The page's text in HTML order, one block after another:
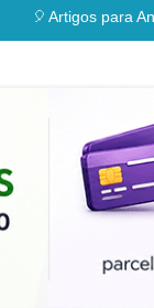
Artigos para